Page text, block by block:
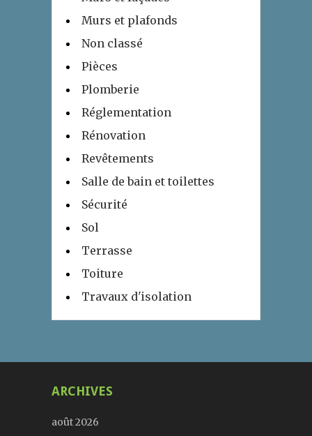
Murs et plafonds
Non classé
Pièces
Plomberie
Réglementation
Rénovation
Revêtements
Salle de bain et toilettes
Sécurité
Sol
Terrasse
Toiture
Travaux d'isolation
ARCHIVES
août 2026